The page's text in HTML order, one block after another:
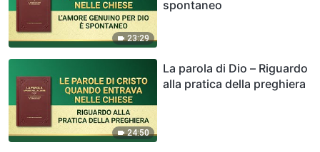
23:29
spontaneo
24:50
La parola di Dio – Riguardo
alla pratica della preghiera